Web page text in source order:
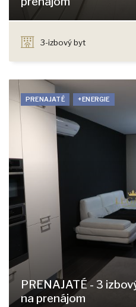
3-izbový byt
PRENAJATÉ +ENERGIE
PRENAJATÉ - 3
na prenájom